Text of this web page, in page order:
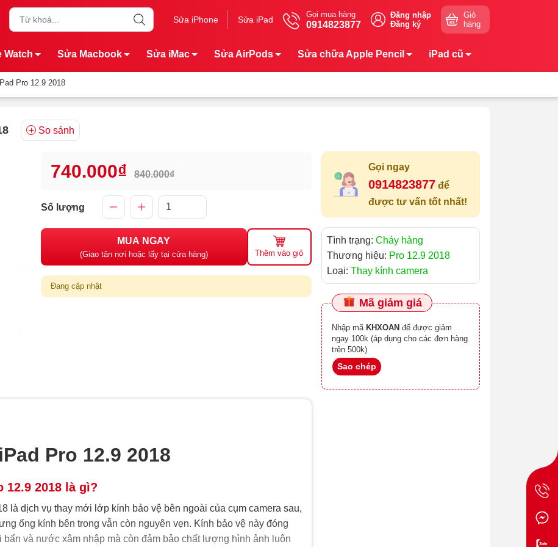
Sửa iPhone Sửa iPad
Gọi mua hàng
0914823877
Đăng nhập
Đăng ký
Giỏ
hàng
Watch Sửa Macbook Sửa iMac Sửa AirPods Sửa chữa Apple Pencil iPad cũ
Pro 12.9 2018
So sánh
740.000₫ 840.000₫
Số lượng
MUA NGAY
(Giao tận nơi hoặc lấy tại cửa hàng) Thêm vào giỏ
Đang cập nhật
Gọi ngay
0914823877 để
được tư vấn tốt nhất!
Tình trạng: Cháy hàng
Thương hiệu: Pro 12.9 2018
Loại: Thay kính camera
Mã giảm giá
Nhập mã KHXOAN
ngay 100k (áp dụng cho các đơn hàng
trên 500k)
Sao chép
Pro 12.9 2018
12.9 2018 là gì?
là dịch vụ thay mới lớp kính bảo vệ bên ngoài của cụm camera sau,
ống kính bên trong vẫn còn nguyên vẹn. Kính bảo vệ này đóng
bẩn và nước xâm nhập mà còn đảm bảo chất lượng hình ảnh luôn